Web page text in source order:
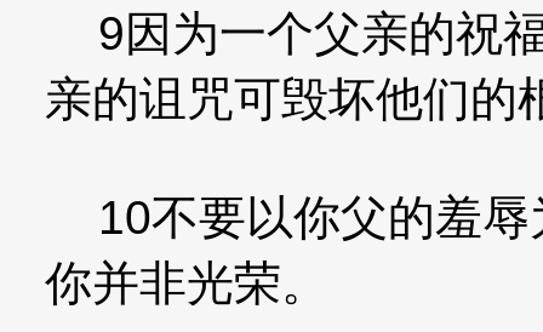
9因为一个父亲的祝
亲的诅咒可毁坏他们的
10不要以你父的羞辱
你并非光荣。